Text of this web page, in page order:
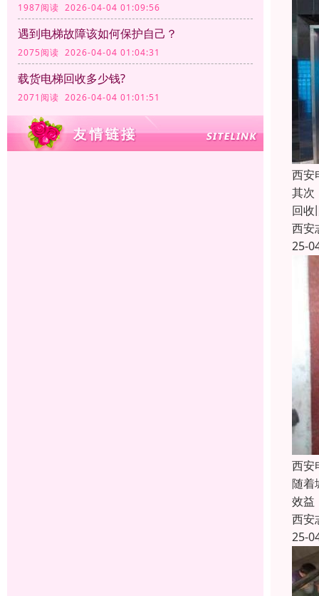
1987阅读 2026-04-04 01:09:56
遇到电梯故障该如何保护自己？
2075阅读 2026-04-04 01:04:31
载货电梯回收多少钱?
2071阅读 2026-04-04 01:01:51
西安
其次
回收
西安
25-
西安
随着
效益
西安
25-